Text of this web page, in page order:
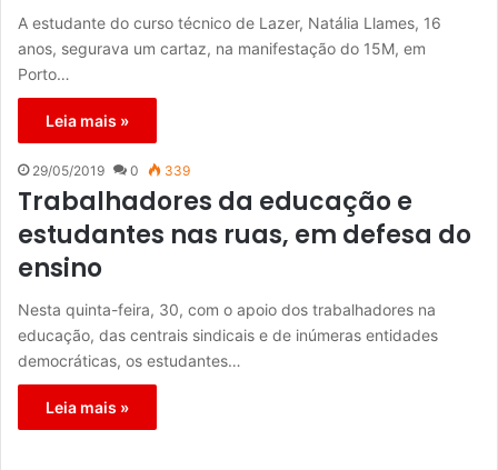
A estudante do curso técnico de Lazer, Natália Llames, 16
anos, segurava um cartaz, na manifestação do 15M, em
Porto…
Leia mais »
29/05/2019 0 339
Trabalhadores da educação e
estudantes nas ruas, em defesa do
ensino
Nesta quinta-feira, 30, com o apoio dos trabalhadores na
educação, das centrais sindicais e de inúmeras entidades
democráticas, os estudantes…
Leia mais »